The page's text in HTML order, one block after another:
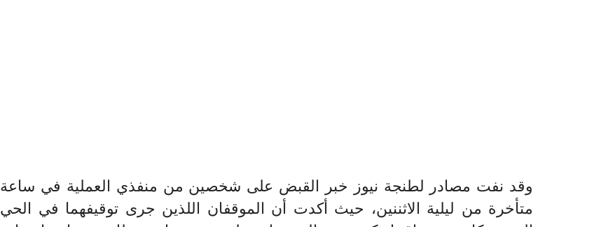
وقد نفت مصادر لطنجة نيوز خبر القبض على شخصين من منفذي العملية في ساعة
متأخرة من ليلية الاثننين، حيث أكدت أن الموقفان اللذين جرى توقيفهما في الحي